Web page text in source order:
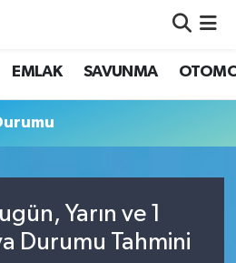
EMLAK SAVUNMA
Yarın ve 1
Durumu Tahmini
ve Fikstür